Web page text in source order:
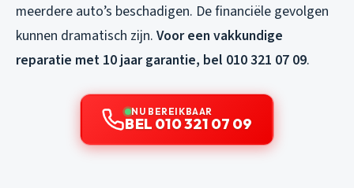
meerdere auto’s beschadigen. De financiële gevolgen
kunnen dramatisch zijn. Voor een vakkundige
reparatie met 10 jaar garantie, bel 010 321 07 09.
NU BEREIKBAAR
BEL 010 321 07 09